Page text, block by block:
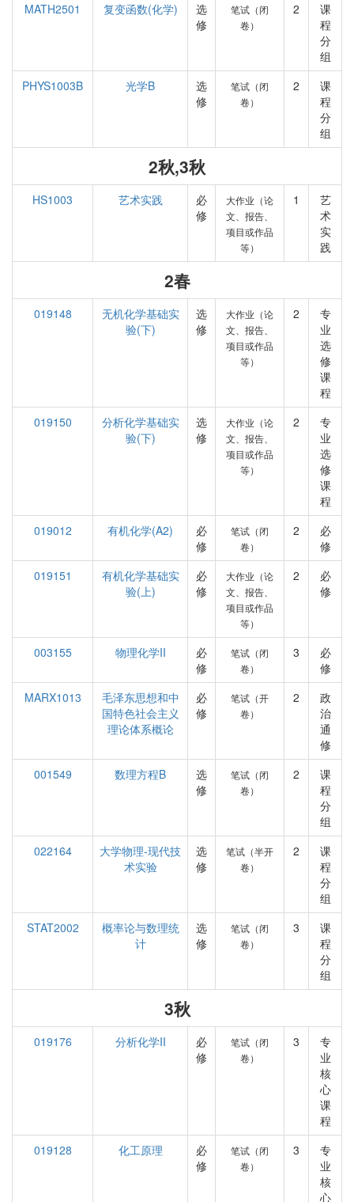
MATH2501
复变函数(化学)
选
修
笔试（闭
卷）
2
课
程
分
组
PHYS1003B
光学B
选
修
笔试（闭
卷）
2
课
程
分
组
2秋,3秋
HS1003 艺术实践
必
修
大作业（论
文、报告、
项目或作品
等）
1
艺
术
实
践
2春
019148
无机化学基础实
验(下)
选
修
大作业（论
文、报告、
项目或作品
等）
2
专
业
选
修
课
程
019150
分析化学基础实
验(下)
选
修
大作业（论
文、报告、
项目或作品
等）
2
专
业
选
修
课
程
019012
有机化学(A2)
必
修
笔试（闭
卷）
2
必
修
019151
有机化学基础实
验(上)
必
修
大作业（论
文、报告、
项目或作品
等）
2
必
修
003155 物理化学II
必
修
笔试（闭
卷）
3
必
修
MARX1013
毛泽东思想和中
国特色社会主义
理论体系概论
必
修
笔试（开
卷）
2
政
治
通
修
001549
数理方程B
选
修
笔试（闭
卷）
2
课
程
分
组
022164
大学物理-现代技
术实验
选
修
笔试（半开
卷）
2
课
程
分
组
STAT2002
概率论与数理统
计
选
修
笔试（闭
卷）
3
课
程
分
组
3秋
019176 分析化学II
必
修
笔试（闭
卷）
3
专
业
核
心
课
程
019128
化工原理
必
修
笔试（闭
卷）
3
专
业
核
心